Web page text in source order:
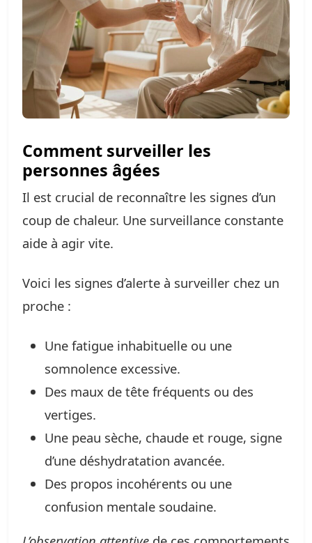
Comment surveiller les
personnes âgées
Il est crucial de reconnaître les signes d’un
coup de chaleur. Une surveillance constante
aide à agir vite.
Voici les signes d’alerte à surveiller chez un
proche :
Une fatigue inhabituelle ou une
somnolence excessive.
Des maux de tête fréquents ou des
vertiges.
Une peau sèche, chaude et rouge, signe
d’une déshydratation avancée.
Des propos incohérents ou une
confusion mentale soudaine.